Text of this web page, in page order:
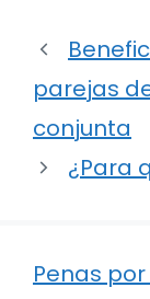
parejas
conjunta
¿Para
Penas